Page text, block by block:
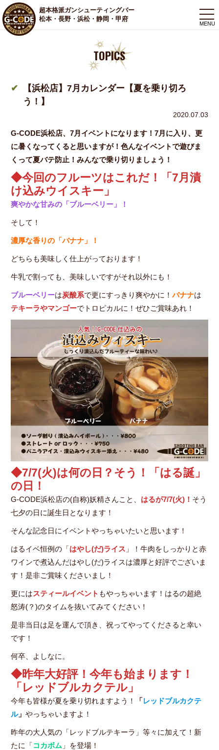
超本格派ガンシューティングバー
松本・長野・浜松・静岡・甲府
TOPICS
【浜松店】7月カレンダー【夏を乗り切ろ
う！】
2020.07.03
G-CODE浜松店、7月イベントになります！7月に入り、更
に暑くなってくると思いますが！色んなイベントで遊びま
くって夏バテ防止！みんなで乗り切りましょう！
◆今回のフルーツはこれだ！「7月漬
け込みウイスキー」
爽やかな甘みの「ブルーベリー」！
そして！
濃厚な香りの「バナナ」！
どちらも美味しく仕上がっております！
牛乳で割っても、美味しいですがそれ以外にも！
ブルーベリーは炭酸系で更にすっきり爽やかに！バナナは
テキーラやマンゴーでトロピカルに！ぜひご賞味あれ！
◆7/7(火)は何の日？そう！「はる誕」
の日！
G-CODE浜松店の(自称)妖精さんこと、 はるが7/7(火)！ そう
七夕の日に誕生日となります！
そんな記念日にイベントやっちゃいたいと思います！
はるイベ恒例の「はやし(だ)ライス 」！牛肉をしっかりと赤
ワインで煮込んだはやし(だ)ライスは濃厚と好評でございま
す！是非ご賞味くださいまし！
更にはスティールイベント もやっちゃいます！はるの超絶
怒涛(？)のタイムを抜いてみてください！
是非当日は足を運んで頂き、祝ってやってくださると幸い
です！
何卒、よしなに。
◆昨年大好評！今年も始まります！
「レッドブルカクテル」
今年も皆様が夏を乗り切れますよう！ 「レッドブルカクテ
ル」やっちゃいますよ！
昨年の大人気の「レッドブルテキーラ」等々に加えて！新
たに「コカボム 」を登場！